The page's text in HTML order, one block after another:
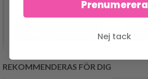
REKOMMENDERAS FÖR DIG
Prenumerera
Nej tack